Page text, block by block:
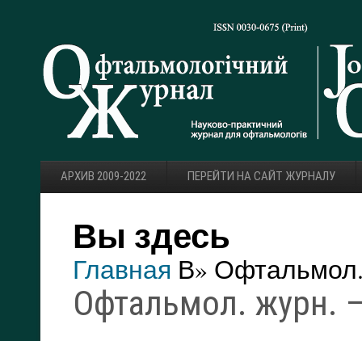
АРХИВ 2009-2022 ПЕРЕЙТИ НА САЙТ ЖУРНАЛУ
Вы здесь
Главная В»
Офтальмол. журн.